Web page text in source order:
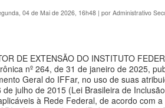
04 de Mai de 2026, 16h48 | por Administrativo
DE EXTENSÃO DO INSTITUTO
nº 264, de 31 de janeiro de 2025,
Geral do IFFar, no uso de suas
de julho de 2015 (Lei Brasileira de
à Rede Federal, de acordo com